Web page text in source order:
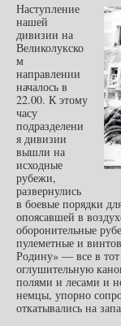
Наступление
нашей
дивизии на
Великолукско
м
направлении
началось в
22.00. К этому
часу
подразделени
я дивизии
вышли на
исходные
рубежи,
развернулись
в боевые порядки
опоясавшей в
оборонительные
пулеметные и
Родину» — все в
оглушительную
полями и лесами и
немцы, упорно
откатывались на